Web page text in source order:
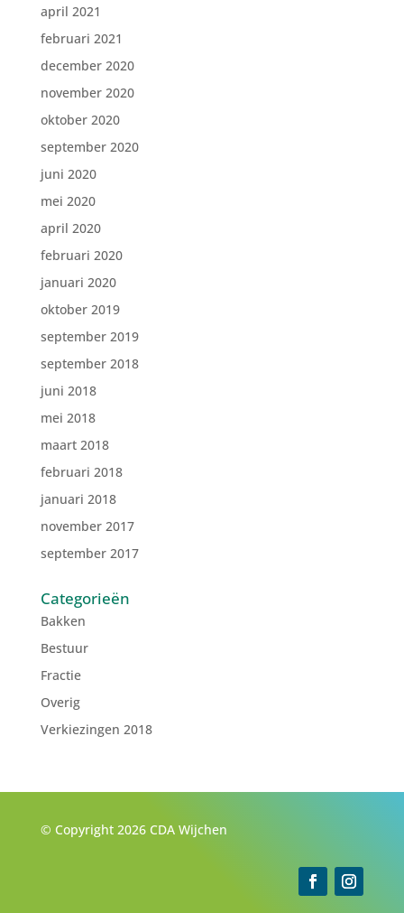
april 2021
februari 2021
december 2020
november 2020
oktober 2020
september 2020
juni 2020
mei 2020
april 2020
februari 2020
januari 2020
oktober 2019
september 2019
september 2018
juni 2018
mei 2018
maart 2018
februari 2018
januari 2018
november 2017
september 2017
Categorieën
Bakken
Bestuur
Fractie
Overig
Verkiezingen 2018
© Copyright 2026 CDA Wijchen